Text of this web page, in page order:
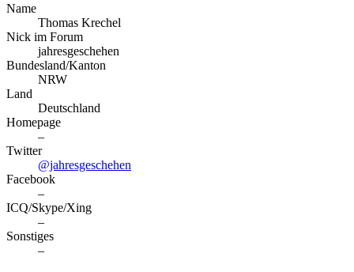
Name
Thomas Krechel
Nick im Forum
jahresgeschehen
Bundesland/Kanton
NRW
Land
Deutschland
Homepage
–
Twitter
@jahresgeschehen
Facebook
–
ICQ/Skype/Xing
–
Sonstiges
–